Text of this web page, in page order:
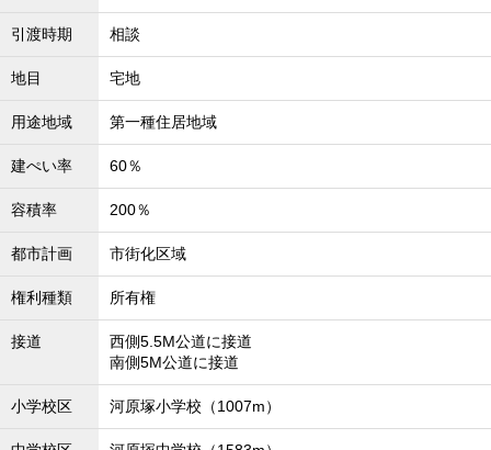
引渡時期 相談
地目 宅地
用途地域 第一種住居地域
建ぺい率 60％
容積率 200％
都市計画 市街化区域
権利種類 所有権
接道
西側5.5M公道に接道
南側5M公道に接道
小学校区 河原塚小学校（1007m）